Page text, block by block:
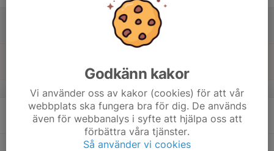
Gammelstads IP E plan gräs
v.25
17:30
19:00
Träning
Gammelstads IP
Godkänn kakor
Vi använder oss av kakor (cookies) för att vår
webbplats ska fungera bra för dig. De används
även för webbanalys i syfte att hjälpa oss att
förbättra våra tjänster.
Så använder vi cookies